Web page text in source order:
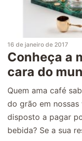
16 de janeiro de 2017
Conheça a
cara do
Quem ama café
do grão em
disposto a pagar
bebida? Se a sua